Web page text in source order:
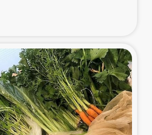
住宅生活支援・農業復興支援
漁業復興支援
ンターン・ボランティア日誌